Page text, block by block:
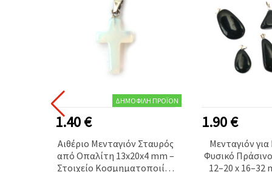
ΔΗΜΟΦΙΛΉ ΠΡΟΪΌΝ
1.40 €
Αιθέριο Μενταγιόν Σταυρός
από Οπαλίτη 13x20x4 mm –
Στοιχείο Κοσμηματοποιίας
1.90 €
Μενταγιόν
Φυσικό
12–20 x 16–32